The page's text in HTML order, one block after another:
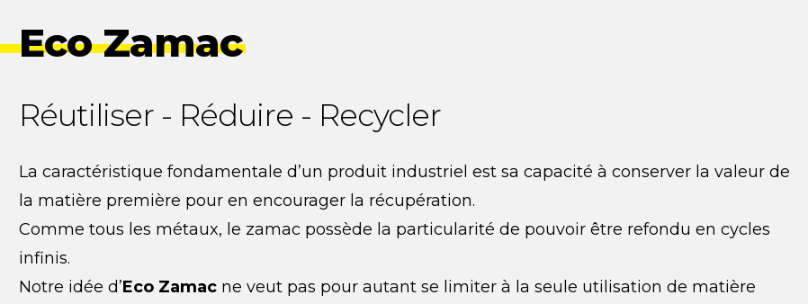
Eco Zamac
Réutiliser - Réduire - Recycler
La caractéristique fondamentale d’un produit industriel est sa capacité à conserver la valeur de
la matière première pour en encourager la récupération.
Comme tous les métaux, le zamac possède la particularité de pouvoir être refondu en cycles
infinis.
Notre idée d’Eco Zamac ne veut pas pour autant se limiter à la seule utilisation de matière